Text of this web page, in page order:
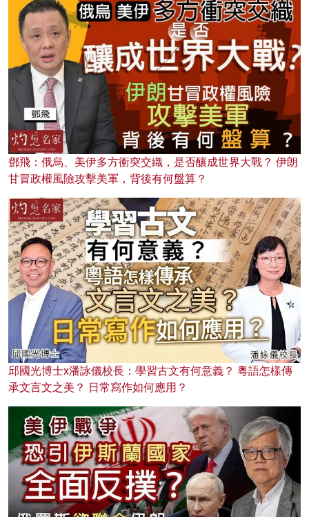
鄧飛：俄烏、美伊多方衝突交織，是否釀成世界大戰？ 伊朗
甘冒政權風險攻擊美軍，背後有何盤算？
邱國光博士x潘詠儀校長：學習古文有何意義？ 粵語怎樣傳
承文言文之美？ 日常寫作如何應用？